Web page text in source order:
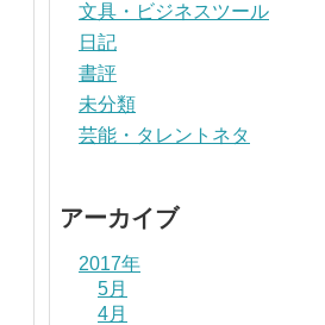
文具・ビジネスツール
日記
書評
未分類
芸能・タレントネタ
アーカイブ
2017年
5月
4月